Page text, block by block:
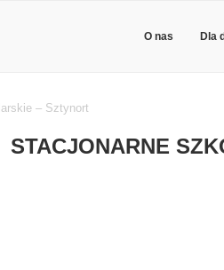
O nas Dla
– Sztynort
STACJONARNE